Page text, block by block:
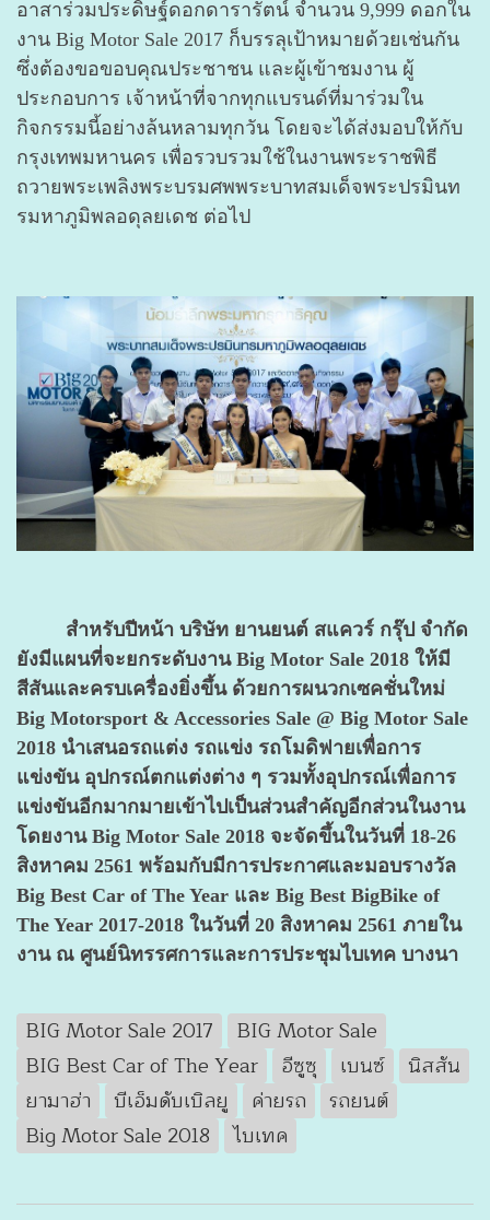
อาสาร่วมประดิษฐ์ดอกดารารัตน์ จำนวน 9,999 ดอกใน
งาน Big Motor Sale 2017 ก็บรรลุเป้าหมายด้วยเช่นกัน
ซึ่งต้องขอขอบคุณประชาชน และผู้เข้าชมงาน ผู้
ประกอบการ เจ้าหน้าที่จากทุกแบรนด์ที่มาร่วมใน
กิจกรรมนี้อย่างล้นหลามทุกวัน โดยจะได้ส่งมอบให้กับ
กรุงเทพมหานคร เพื่อรวบรวมใช้ในงานพระราชพิธี
ถวายพระเพลิงพระบรมศพพระบาทสมเด็จพระปรมินท
รมหาภูมิพลอดุลยเดช ต่อไป
สำหรับปีหน้า บริษัท ยานยนต์ สแควร์ กรุ๊ป จำกัด
ยังมีแผนที่จะยกระดับงาน Big Motor Sale 2018 ให้มี
สีสันและครบเครื่องยิ่งขึ้น ด้วยการผนวกเซคชั่นใหม่
Big Motorsport & Accessories Sale @ Big Motor Sale
2018 นำเสนอรถแต่ง รถแข่ง รถโมดิฟายเพื่อการ
แข่งขัน อุปกรณ์ตกแต่งต่าง ๆ รวมทั้งอุปกรณ์เพื่อการ
แข่งขันอีกมากมายเข้าไปเป็นส่วนสำคัญอีกส่วนในงาน
โดยงาน Big Motor Sale 2018 จะจัดขึ้นในวันที่ 18-26
สิงหาคม 2561 พร้อมกับมีการประกาศและมอบรางวัล
Big Best Car of The Year และ Big Best BigBike of
The Year 2017-2018 ในวันที่ 20 สิงหาคม 2561 ภายใน
งาน ณ ศูนย์นิทรรศการและการประชุมไบเทค บางนา
BIG Motor Sale 2017
BIG Motor Sale
BIG Best Car of The Year
อีซูซุ เบนซ์
นิสสัน
ยามาฮ่า
บีเอ็มดับเบิลยู ค่ายรถ
รถยนต์
Big Motor Sale 2018
ไบเทค